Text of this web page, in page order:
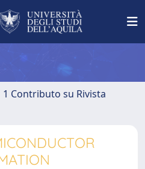
1 Contributo su Rivista